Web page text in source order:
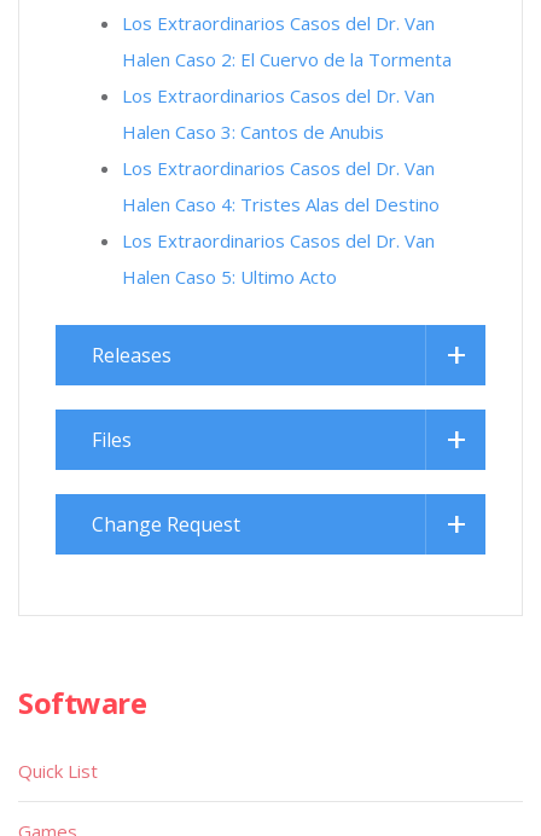
Los Extraordinarios Casos del Dr. Van
Halen Caso 2: El Cuervo de la Tormenta
Los Extraordinarios Casos del Dr. Van
Halen Caso 3: Cantos de Anubis
Los Extraordinarios Casos del Dr. Van
Halen Caso 4: Tristes Alas del Destino
Los Extraordinarios Casos del Dr. Van
Halen Caso 5: Ultimo Acto
Releases
Files
Change Request
Software
Quick List
Games